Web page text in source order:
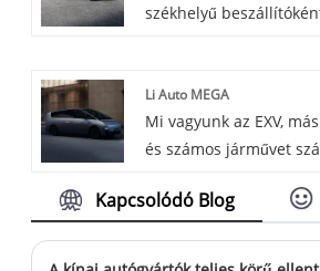
egy egyenáramú falra
Úgy tervezték, hogy
elektromos járművek
kényelmes és
otthonok, városrészek,
helyeken.
székhelyű
Li Auto MEGA
Mi vagyunk az EXV,
és számos járművet
Auto MEGA egy
amely a városi
Kapcsolódó Blog